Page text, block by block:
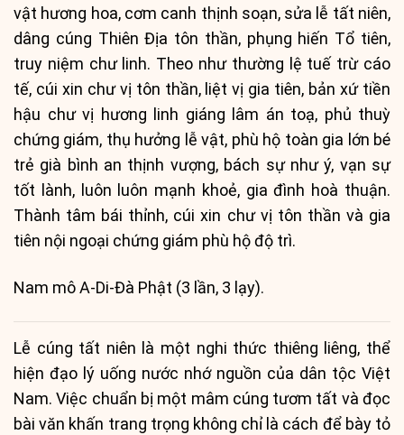
vật hương hoa, cơm canh thịnh soạn, sửa lễ tất niên,
dâng cúng Thiên Địa tôn thần, phụng hiến Tổ tiên,
truy niệm chư linh. Theo như thường lệ tuế trừ cáo
tế, cúi xin chư vị tôn thần, liệt vị gia tiên, bản xứ tiền
hậu chư vị hương linh giáng lâm án toạ, phủ thuỳ
chứng giám, thụ hưởng lễ vật, phù hộ toàn gia lớn bé
trẻ già bình an thịnh vượng, bách sự như ý, vạn sự
tốt lành, luôn luôn mạnh khoẻ, gia đình hoà thuận.
Thành tâm bái thỉnh, cúi xin chư vị tôn thần và gia
tiên nội ngoại chứng giám phù hộ độ trì.
Nam mô A-Di-Đà Phật (3 lần, 3 lạy).
Lễ cúng tất niên là một nghi thức thiêng liêng, thể
hiện đạo lý uống nước nhớ nguồn của dân tộc Việt
Nam. Việc chuẩn bị một mâm cúng tươm tất và đọc
bài văn khấn trang trọng không chỉ là cách để bày tỏ